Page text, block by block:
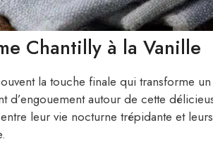
Chantilly à la Vanille
la touche finale qui transforme
d’engouement autour de cette
leur vie nocturne trépidante et